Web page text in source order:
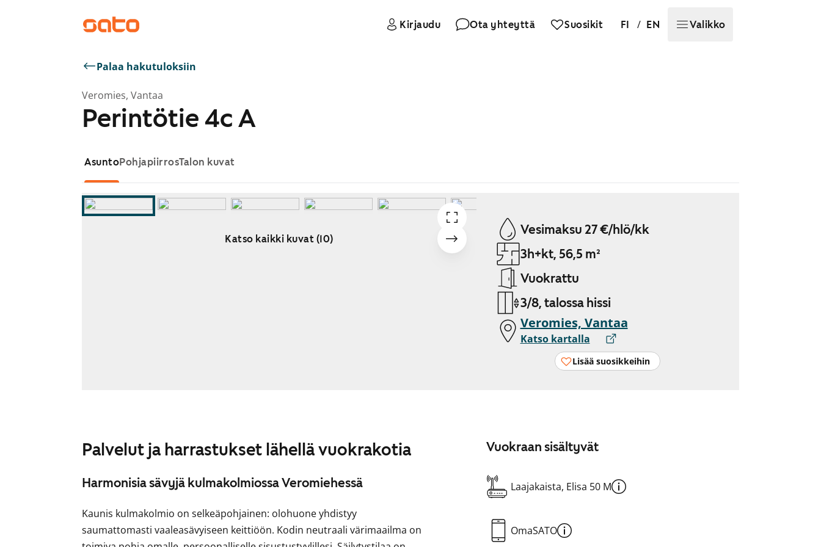
Kirjaudu Ota yhteyttä Suosikit FI / EN Valikko
Palaa hakutuloksiin
Veromies, Vantaa
Perintötie 4c A
AsuntoPohjapiirrosTalon kuvat
Katso kaikki kuvat (10)
Vesimaksu 27 €/hlö/kk
3h+kt, 56,5 m²
Vuokrattu
3/8, talossa hissi
Veromies, Vantaa
Katso kartalla
Lisää suosikkeihin
Palvelut ja harrastukset lähellä vuokrakotia
Harmonisia sävyjä kulmakolmiossa Veromiehessä
Kaunis kulmakolmio on selkeäpohjainen: olohuone yhdistyy
saumattomasti vaaleasävyiseen keittiöön. Kodin neutraali värimaailma on
Vuokraan sisältyvät
Laajakaista, Elisa 50 M
OmaSATO